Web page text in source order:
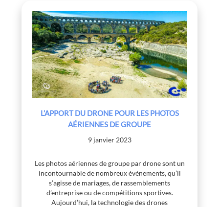
L’APPORT DU DRONE POUR LES PHOTOS
AÉRIENNES DE GROUPE
9 janvier 2023
Les photos aériennes de groupe par drone sont un
incontournable de nombreux événements, qu’il
s’agisse de mariages, de rassemblements
d’entreprise ou de compétitions sportives.
Aujourd’hui, la technologie des drones